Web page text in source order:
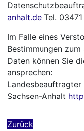
anhalt.de Tel.
Im Falle eines
Bestimmungen
Daten können Sie
ansprechen:
Sachsen-Anhalt
Zurück